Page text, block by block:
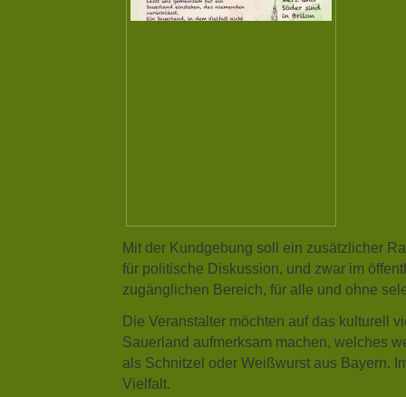
Mit der Kundgebung soll ein zusätzlicher
für politische Diskussion, und zwar im
zugänglichen Bereich, für alle und ohne
Die Veranstalter möchten auf das kulturell
Sauerland aufmerksam machen, welches
als Schnitzel oder Weißwurst aus Bayern.
Vielfalt.